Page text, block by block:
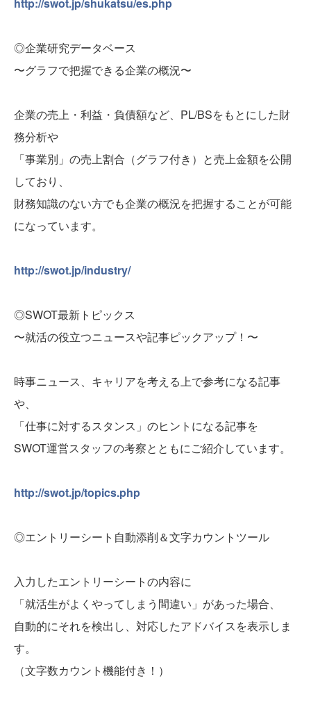
◎企業研究データベース
〜グラフで把握できる企業の概況〜
企業の売上・利益・負債額など、PL/BSをもとにした財
務分析や
「事業別」の売上割合（グラフ付き）と売上金額を公開
しており、
財務知識のない方でも企業の概況を把握することが可能
になっています。
http://swot.jp/industry/
◎SWOT最新トピックス
〜就活の役立つニュースや記事ピックアップ！〜
時事ニュース、キャリアを考える上で参考になる記事
や、
「仕事に対するスタンス」のヒントになる記事を
SWOT運営スタッフの考察とともにご紹介しています。
http://swot.jp/topics.php
◎エントリーシート自動添削＆文字カウントツール
入力したエントリーシートの内容に
「就活生がよくやってしまう間違い」があった場合、
自動的にそれを検出し、対応したアドバイスを表示しま
す。
（文字数カウント機能付き！）